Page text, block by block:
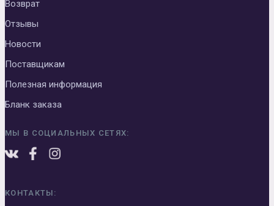
Возврат
Отзывы
Новости
Поставщикам
Полезная информация
Бланк заказа
МЫ В СОЦИАЛЬНЫХ СЕТЯХ:
КОНТАКТЫ: